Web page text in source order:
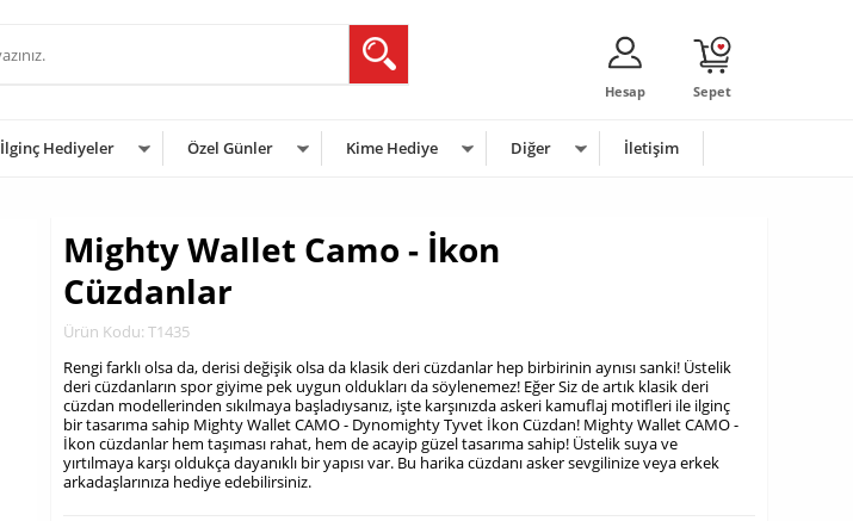
Sepet
Hesap
İlginç Hediyeler Özel Günler Kime Hediye Diğer İletişim
Mighty Wallet Camo - İkon
Cüzdanlar
Ürün Kodu: T1435
Rengi farklı olsa da, derisi değişik olsa da klasik deri cüzdanlar hep birbirinin aynısı sanki! Üstelik
deri cüzdanların spor giyime pek uygun oldukları da söylenemez! Eğer Siz de artık klasik deri
cüzdan modellerinden sıkılmaya başladıysanız, işte karşınızda askeri kamuflaj motifleri ile ilginç
bir tasarıma sahip Mighty Wallet CAMO - Dynomighty Tyvet İkon Cüzdan! Mighty Wallet CAMO -
İkon cüzdanlar hem taşıması rahat, hem de acayip güzel tasarıma sahip! Üstelik suya ve
yırtılmaya karşı oldukça dayanıklı bir yapısı var. Bu harika cüzdanı asker sevgilinize veya erkek
arkadaşlarınıza hediye edebilirsiniz.